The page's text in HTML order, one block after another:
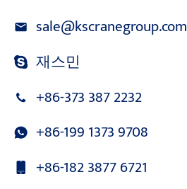
sale@kscranegroup.com
재스민
+86-373 387 2232
+86-199 1373 9708
+86-182 3877 6721